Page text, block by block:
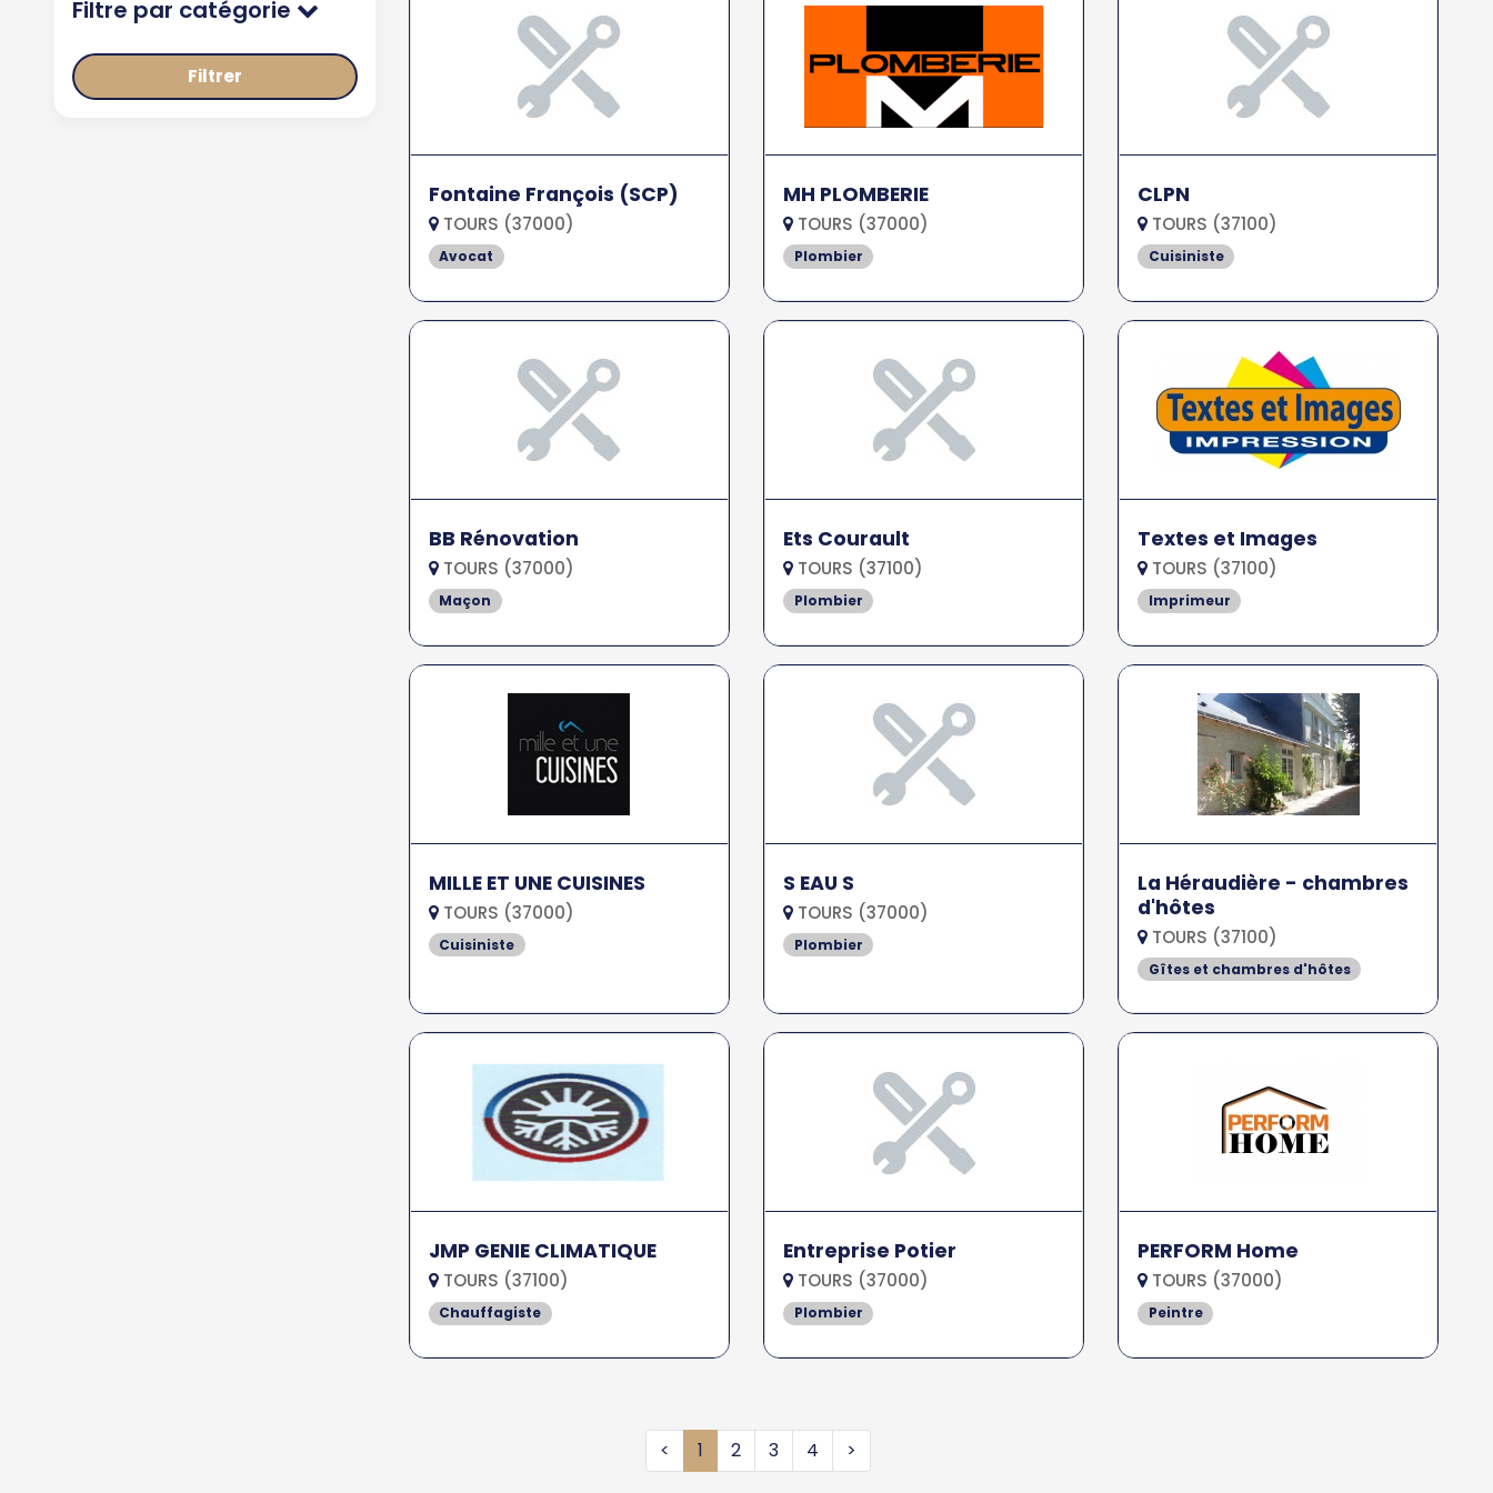
Filtre par catégorie
Filtrer
Fontaine François (SCP)
TOURS (37000)
Avocat
MH PLOMBERIE
TOURS (37000)
Plombier
CLPN
TOURS (37100)
Cuisiniste
BB Rénovation
TOURS (37000)
Maçon
Ets Courault
TOURS (37100)
Plombier
Textes et Images
TOURS (37100)
Imprimeur
MILLE ET UNE CUISINES
TOURS (37000)
Cuisiniste
S EAU S
TOURS (37000)
Plombier
La Héraudière - chambres
d'hôtes
TOURS (37100)
Gîtes et chambres d'hôtes
JMP GENIE CLIMATIQUE
TOURS (37100)
Chauffagiste
Entreprise Potier
TOURS (37000)
Plombier
PERFORM Home
TOURS (37000)
Peintre
< 1 2 3 4 >